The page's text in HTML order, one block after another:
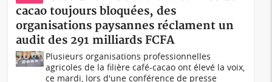
cacao toujours bloquées, des
organisations paysannes réclament un
audit des 291 milliards FCFA
Plusieurs organisations professionnelles
agricoles de la filière café-cacao ont élevé la voix,
ce mardi, lors d'une conférence de presse